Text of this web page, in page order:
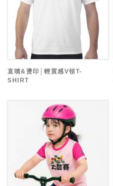
直噴&燙印│輕質感V領T-
SHIRT